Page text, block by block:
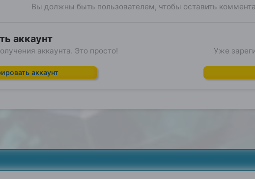
Вы должны быть пользователем, чтобы оставить
аккаунт
аккаунта. Это просто!
аккаунт
Уже